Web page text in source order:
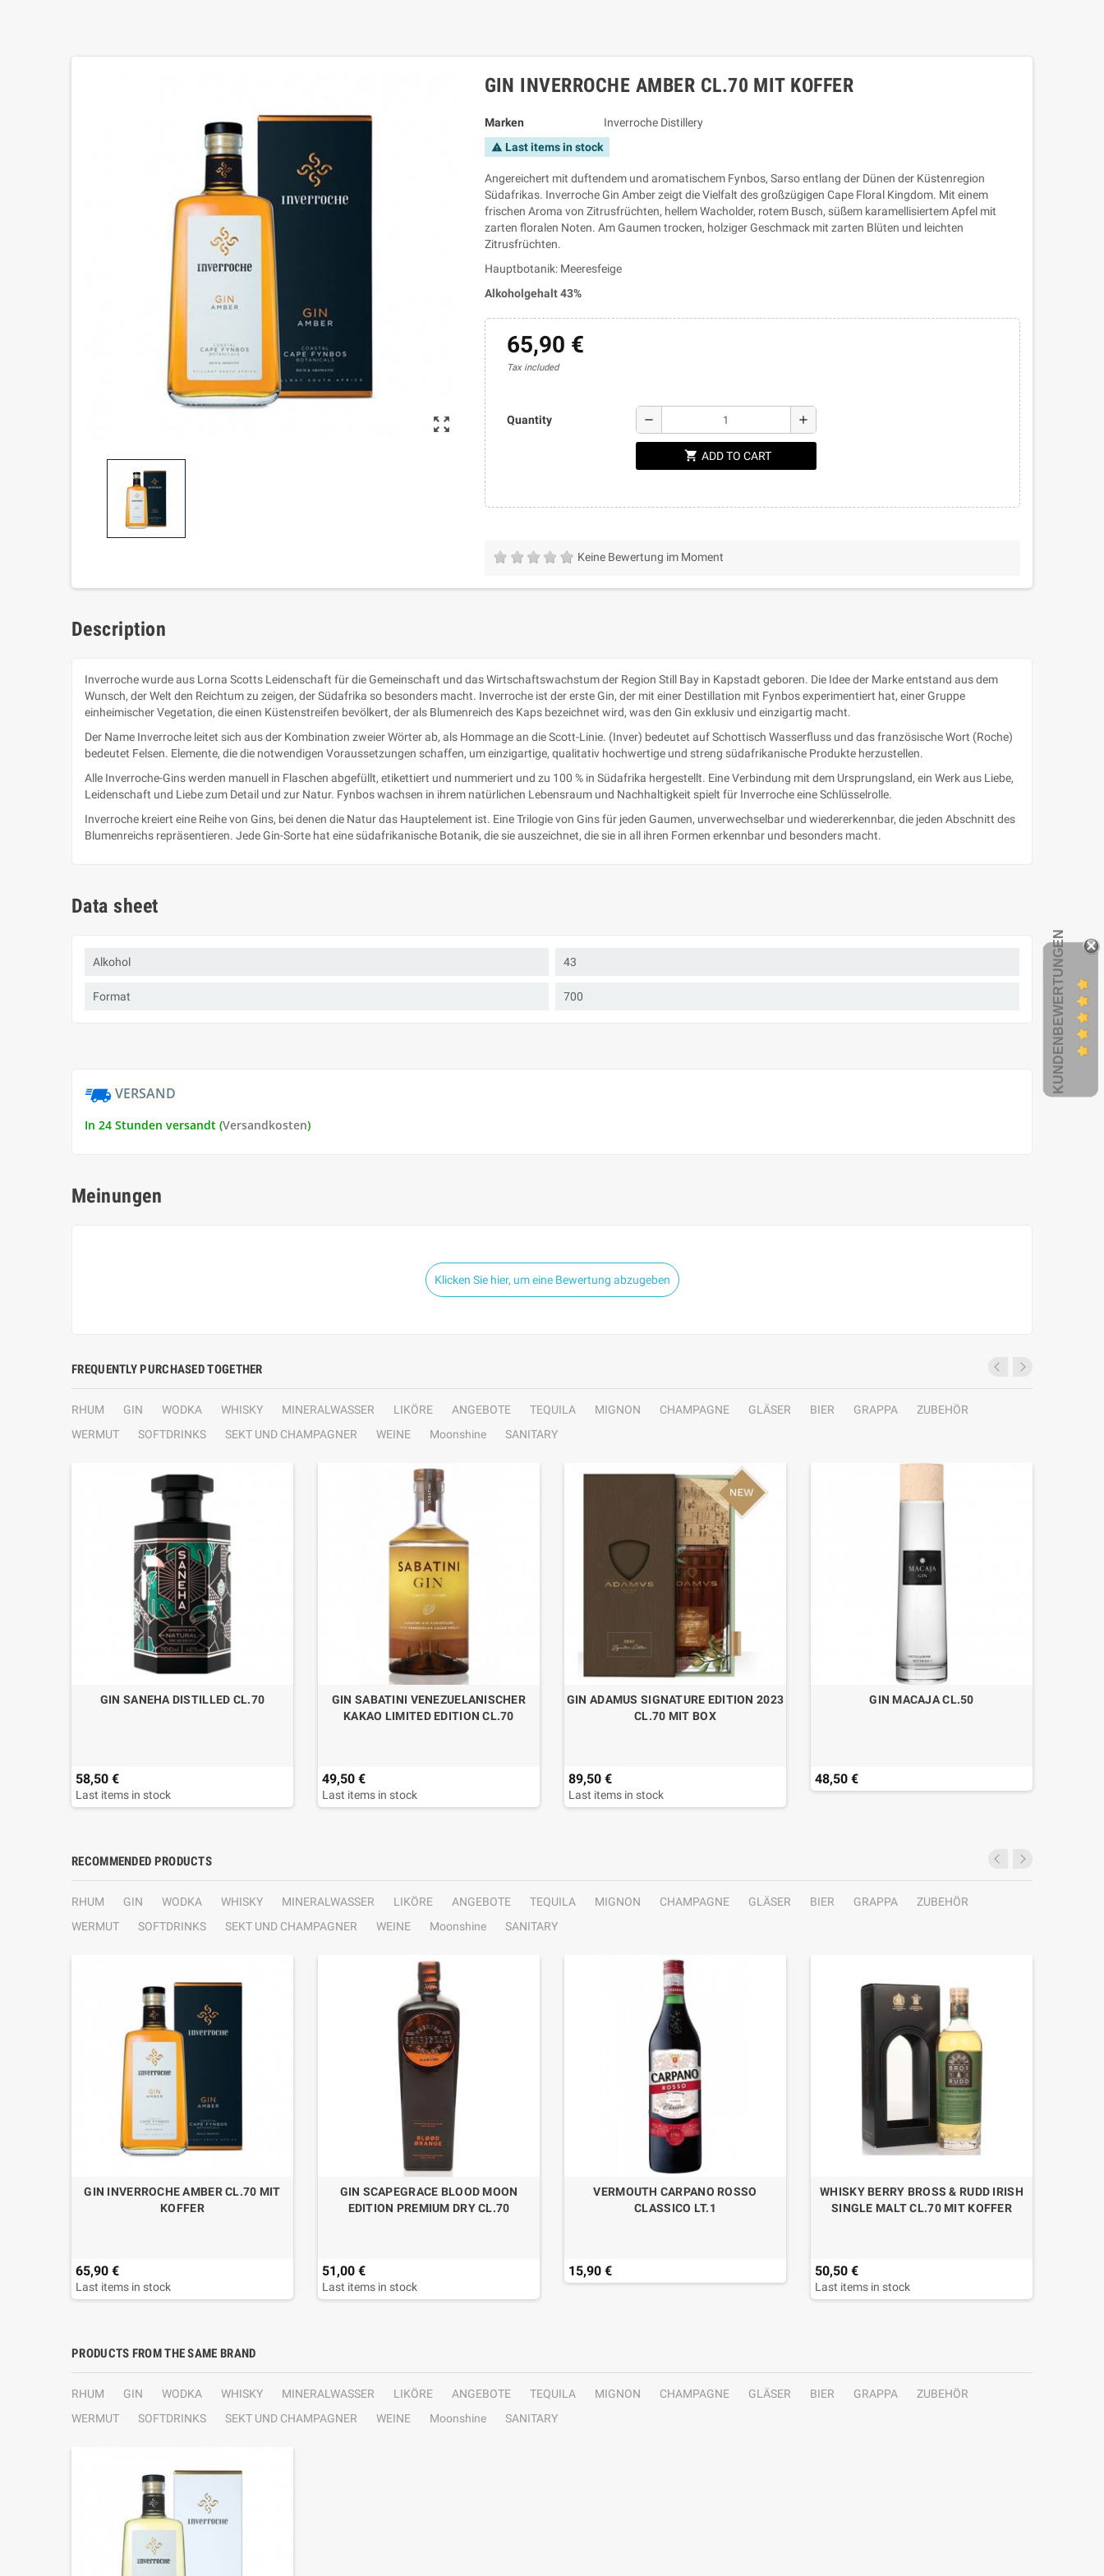
zoom_out_map
GIN INVERROCHE AMBER CL.70 MIT KOFFER
Marken Inverroche Distillery
warning Last items in stock
Angereichert mit duftendem und aromatischem Fynbos, Sarso entlang der Dünen der Küstenregion
Südafrikas. Inverroche Gin Amber zeigt die Vielfalt des großzügigen Cape Floral Kingdom. Mit einem
frischen Aroma von Zitrusfrüchten, hellem Wacholder, rotem Busch, süßem karamellisiertem Apfel mit
zarten floralen Noten. Am Gaumen trocken, holziger Geschmack mit zarten Blüten und leichten
Zitrusfrüchten.
Hauptbotanik: Meeresfeige
Alkoholgehalt 43%
65,90 €
Tax included
Quantity remove add
shopping_cart ADD TO CART
Keine Bewertung im Moment
Description
Inverroche wurde aus Lorna Scotts Leidenschaft für die Gemeinschaft und das Wirtschaftswachstum der Region Still Bay in Kapstadt geboren. Die Idee der Marke entstand aus dem
Wunsch, der Welt den Reichtum zu zeigen, der Südafrika so besonders macht. Inverroche ist der erste Gin, der mit einer Destillation mit Fynbos experimentiert hat, einer Gruppe
einheimischer Vegetation, die einen Küstenstreifen bevölkert, der als Blumenreich des Kaps bezeichnet wird, was den Gin exklusiv und einzigartig macht.
Der Name Inverroche leitet sich aus der Kombination zweier Wörter ab, als Hommage an die Scott-Linie. (Inver) bedeutet auf Schottisch Wasserfluss und das französische Wort (Roche)
bedeutet Felsen. Elemente, die die notwendigen Voraussetzungen schaffen, um einzigartige, qualitativ hochwertige und streng südafrikanische Produkte herzustellen.
Alle Inverroche-Gins werden manuell in Flaschen abgefüllt, etikettiert und nummeriert und zu 100 % in Südafrika hergestellt. Eine Verbindung mit dem Ursprungsland, ein Werk aus Liebe,
Leidenschaft und Liebe zum Detail und zur Natur. Fynbos wachsen in ihrem natürlichen Lebensraum und Nachhaltigkeit spielt für Inverroche eine Schlüsselrolle.
Inverroche kreiert eine Reihe von Gins, bei denen die Natur das Hauptelement ist. Eine Trilogie von Gins für jeden Gaumen, unverwechselbar und wiedererkennbar, die jeden Abschnitt des
Blumenreichs repräsentieren. Jede Gin-Sorte hat eine südafrikanische Botanik, die sie auszeichnet, die sie in all ihren Formen erkennbar und besonders macht.
Data sheet
Alkohol 43
Format 700
VERSAND
In 24 Stunden versandt (Versandkosten)
Meinungen
Klicken Sie hier, um eine Bewertung abzugeben
FREQUENTLY PURCHASED TOGETHER
RHUM GIN WODKA WHISKY MINERALWASSER LIKÖRE ANGEBOTE TEQUILA MIGNON CHAMPAGNE GLÄSER BIER GRAPPA
ZUBEHÖR
WERMUT
SOFTDRINKS SEKT UND CHAMPAGNER WEINE Moonshine SANITARY
GIN SANEHA DISTILLED CL.70
58,50 €
Last items in stock
GIN SABATINI VENEZUELANISCHER
KAKAO LIMITED EDITION CL.70
49,50 €
Last items in stock
GIN ADAMUS SIGNATURE EDITION 2023
CL.70 MIT BOX
89,50 €
Last items in stock
GIN MACAJA CL.50
48,50 €
RECOMMENDED PRODUCTS
RHUM GIN WODKA WHISKY MINERALWASSER LIKÖRE ANGEBOTE TEQUILA MIGNON CHAMPAGNE GLÄSER BIER GRAPPA
ZUBEHÖR
WERMUT
SOFTDRINKS SEKT UND CHAMPAGNER WEINE Moonshine SANITARY
GIN INVERROCHE AMBER CL.70 MIT
KOFFER
65,90 €
Last items in stock
GIN SCAPEGRACE BLOOD MOON
EDITION PREMIUM DRY CL.70
51,00 €
Last items in stock
VERMOUTH CARPANO ROSSO
CLASSICO LT.1
15,90 €
WHISKY BERRY BROSS & RUDD IRISH
SINGLE MALT CL.70 MIT KOFFER
50,50 €
Last items in stock
PRODUCTS FROM THE SAME BRAND
RHUM GIN WODKA WHISKY MINERALWASSER LIKÖRE ANGEBOTE TEQUILA MIGNON CHAMPAGNE GLÄSER BIER GRAPPA
ZUBEHÖR
WERMUT
SOFTDRINKS SEKT UND CHAMPAGNER WEINE Moonshine SANITARY
KUNDENBEWERTUNGEN